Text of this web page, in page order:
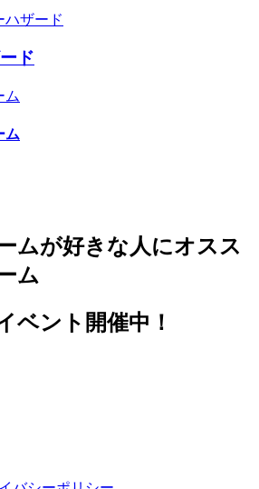
ド
ム
ム
ムが好きな人にオスス
ム
ベント開催中！